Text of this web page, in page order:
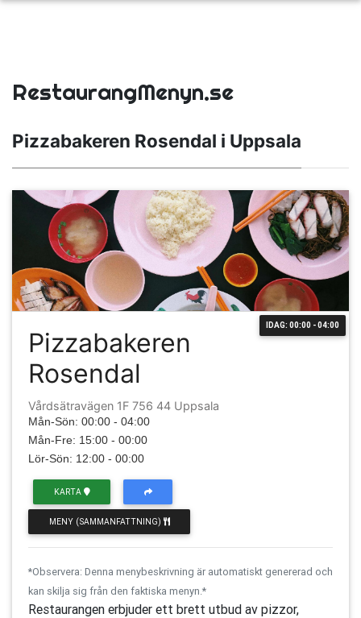
RestaurangMenyn.se
Pizzabakeren Rosendal i Uppsala
IDAG: 00:00 - 04:00
Pizzabakeren
Rosendal
Vårdsätravägen 1F 756 44 Uppsala
Mån-Sön: 00:00 - 04:00
Mån-Fre: 15:00 - 00:00
Lör-Sön: 12:00 - 00:00
KARTA
MENY (SAMMANFATTNING)
*Observera: Denna menybeskrivning är automatiskt genererad och
kan skilja sig från den faktiska menyn.*
Restaurangen erbjuder ett brett utbud av pizzor,